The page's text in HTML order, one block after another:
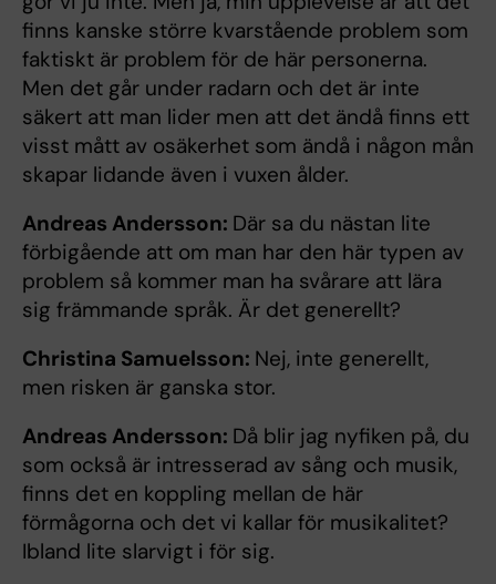
finns kanske större kvarstående problem som
faktiskt är problem för de här personerna.
Men det går under radarn och det är inte
säkert att man lider men att det ändå finns ett
visst mått av osäkerhet som ändå i någon mån
skapar lidande även i vuxen ålder.
Andreas Andersson: Där sa du nästan lite
förbigående att om man har den här typen av
problem så kommer man ha svårare att lära
sig främmande språk. Är det generellt?
Christina Samuelsson: Nej, inte generellt,
men risken är ganska stor.
Andreas Andersson: Då blir jag nyfiken på, du
som också är intresserad av sång och musik,
finns det en koppling mellan de här
förmågorna och det vi kallar för musikalitet?
Ibland lite slarvigt i för sig.